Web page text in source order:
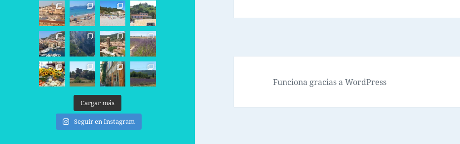
Cargar más
Seguir en Instagram
Funciona gracias a WordPress